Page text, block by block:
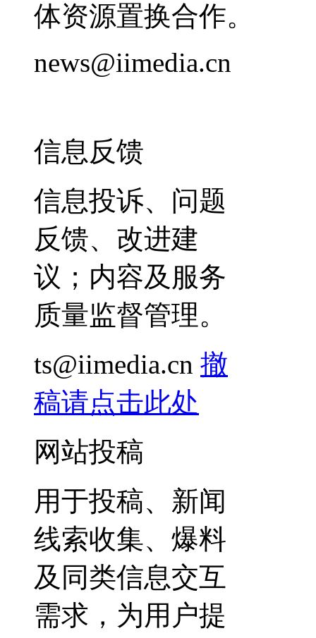
体资源置换合作。
news@iimedia.cn
信息反馈
信息投诉、问题
反馈、改进建
议；内容及服务
质量监督管理。
ts@iimedia.cn 撤
稿请点击此处
网站投稿
用于投稿、新闻
线索收集、爆料
及同类信息交互
需求，为用户提